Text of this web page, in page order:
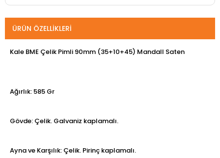
ÜRÜN ÖZELLIKLERI
Kale BME Çelik Pimli 90mm (35+10+45) Mandall Saten
Ağırlık: 585 Gr
Gövde: Çelik. Galvaniz kaplamalı.
Ayna ve Karşılık: Çelik. Pirinç kaplamalı.